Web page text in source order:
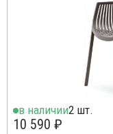
в наличии2 шт.
10 590 ₽